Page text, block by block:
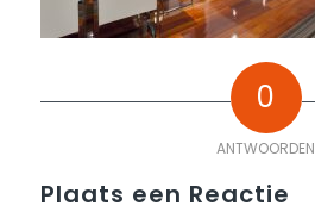
0
ANTWOORDEN
Plaats een Reactie